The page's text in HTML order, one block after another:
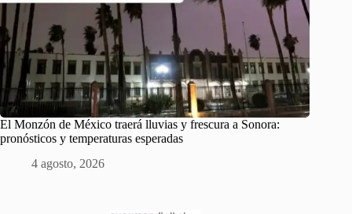
El Monzón de México traerá lluvias y frescura a Sonora:
pronósticos y temperaturas esperadas
4 agosto, 2026